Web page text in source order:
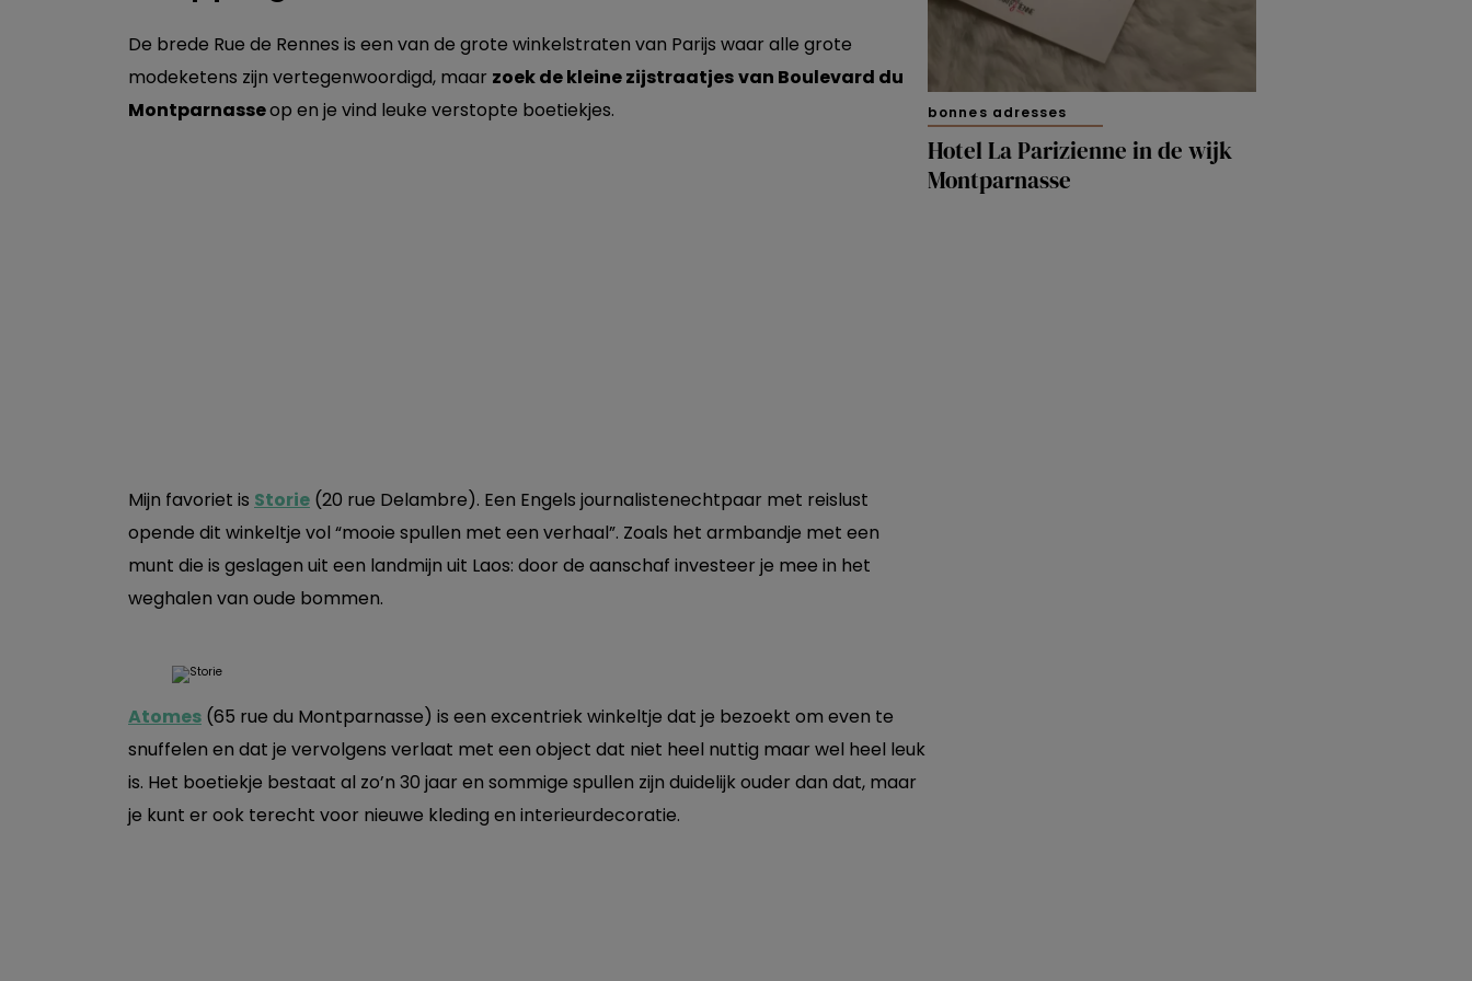
De brede Rue de Rennes is een van de grote winkelstraten van Parijs waar alle grote
modeketens zijn vertegenwoordigd, maar zoek de kleine zijstraatjesvan Boulevard du
Montparnasseop en je vind leuke verstopte boetiekjes.
Mijn favoriet is Storie (20 rue Delambre). Een Engels journalistenechtpaar met reislust
opende dit winkeltje vol “mooie spullen met een verhaal”. Zoals het armbandje met een
munt die is geslagen uit een landmijn uit Laos: door de aanschaf investeer je mee in het
weghalen van oude bommen.
Atomes (65 rue du Montparnasse) is een excentriek winkeltje dat je bezoekt om even te
snuffelen en dat je vervolgens verlaat met een object dat niet heel nuttig maar wel heel leuk
is. Het boetiekje bestaat al zo’n 30 jaar en sommige spullen zijn duidelijk ouder dan dat, maar
je kunt er ook terecht voor nieuwe kleding en interieurdecoratie.
bonnes adresses
Hotel La Parizienne in de wijk
Montparnasse